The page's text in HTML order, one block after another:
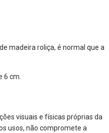
madeira roliça, é normal que a
6 cm.
visuais e físicas próprias da
usos, não compromete a